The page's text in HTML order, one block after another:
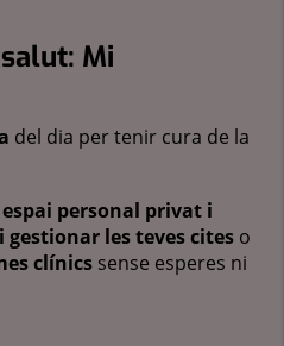
Mi
del dia per tenir cura de la
espai personal privat i
gestionar les teves cites o
clínics sense esperes ni